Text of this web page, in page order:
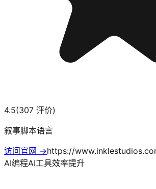
4.5(307 评价)
叙事脚本语言
访问官网 →https://
AI编程AI工具效率提升